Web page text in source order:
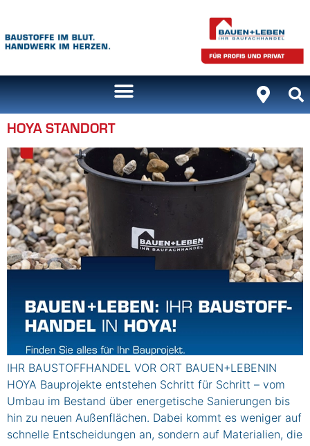
HOYA STANDORT
IHR BAUSTOFFHANDEL VOR ORT BAUEN+LEBENIN
HOYA Bauprojekte entstehen Schritt für Schritt – vom
Umbau im Bestand über energetische Sanierungen bis
hin zu neuen Außenflächen. Dabei kommt es weniger auf
schnelle Entscheidungen an, sondern auf Materialien, die